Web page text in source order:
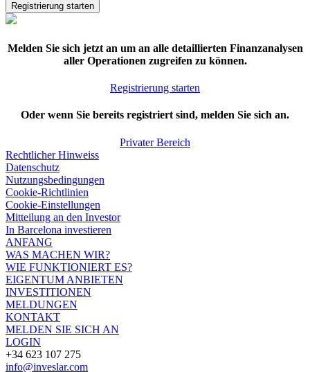
Registrierung starten
Melden Sie sich jetzt an um an alle detaillierten Finanzanalysen
aller Operationen zugreifen zu können.
Registrierung starten
Oder wenn Sie bereits registriert sind, melden Sie sich an.
Privater Bereich
Rechtlicher Hinweiss
Datenschutz
Nutzungsbedingungen
Cookie-Richtlinien
Cookie-Einstellungen
Mitteilung an den Investor
In Barcelona investieren
ANFANG
WAS MACHEN WIR?
WIE FUNKTIONIERT ES?
EIGENTUM ANBIETEN
INVESTITIONEN
MELDUNGEN
KONTAKT
MELDEN SIE SICH AN
LOGIN
+34 623 107 275
info@inveslar.com